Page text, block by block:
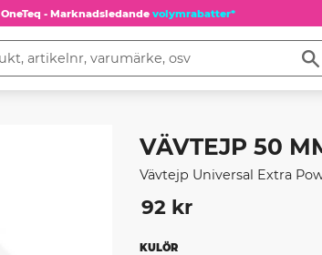
OneTeq - Marknadsledande volymrabatter*
VÄVTEJP 50
Vävtejp Universal Extra
92kr
KULÖR